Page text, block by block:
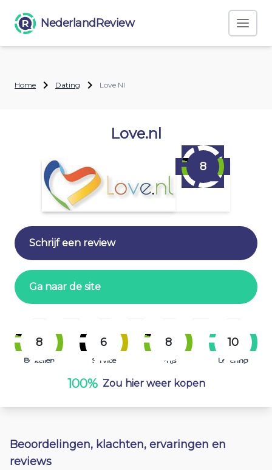
NederlandReview
Home Dating Love Nl
Love.nl
8
Schrijf een review
Ga naar de site
8
Bestellen
6
Service
8
Prijs
10
Levering
100% Zou hier weer kopen
Beoordelingen, klachten, ervaringen en
reviews